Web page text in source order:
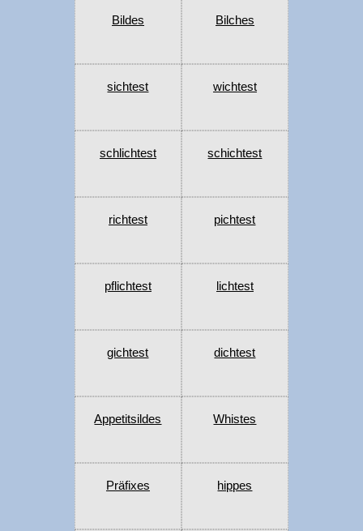
Bildes Bilches
sichtest wichtest
schlichtest schichtest
richtest pichtest
pflichtest lichtest
gichtest dichtest
Appetitsildes Whistes
Präfixes hippes